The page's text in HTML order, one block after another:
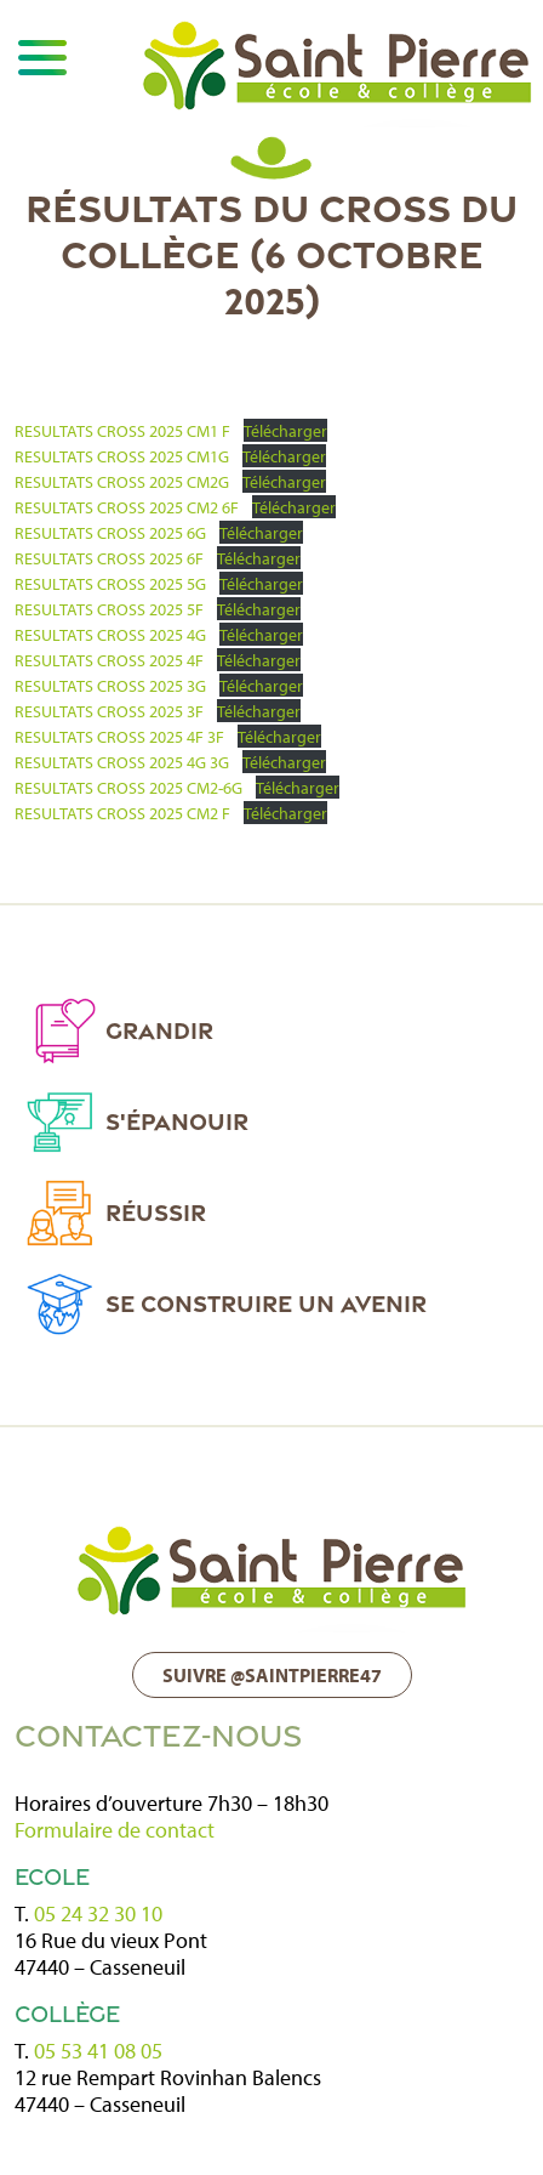
RÉSULTATS DU CROSS DU
COLLÈGE (6 OCTOBRE
2025)
RESULTATS CROSS 2025 CM1 F Télécharger
RESULTATS CROSS 2025 CM1G Télécharger
RESULTATS CROSS 2025 CM2G Télécharger
RESULTATS CROSS 2025 CM2 6F Télécharger
RESULTATS CROSS 2025 6G Télécharger
RESULTATS CROSS 2025 6F Télécharger
RESULTATS CROSS 2025 5G Télécharger
RESULTATS CROSS 2025 5F Télécharger
RESULTATS CROSS 2025 4G Télécharger
RESULTATS CROSS 2025 4F Télécharger
RESULTATS CROSS 2025 3G Télécharger
RESULTATS CROSS 2025 3F Télécharger
RESULTATS CROSS 2025 4F 3F Télécharger
RESULTATS CROSS 2025 4G 3G Télécharger
RESULTATS CROSS 2025 CM2-6G Télécharger
RESULTATS CROSS 2025 CM2 F Télécharger
GRANDIR
S'ÉPANOUIR
RÉUSSIR
SE CONSTRUIRE UN AVENIR
SUIVRE @SAINTPIERRE47
CONTACTEZ-NOUS
Horaires d’ouverture 7h30 – 18h30
Formulaire de contact
ECOLE
T. 05 24 32 30 10
16 Rue du vieux Pont
47440 – Casseneuil
COLLÈGE
T. 05 53 41 08 05
12 rue Rempart Rovinhan Balencs
47440 – Casseneuil